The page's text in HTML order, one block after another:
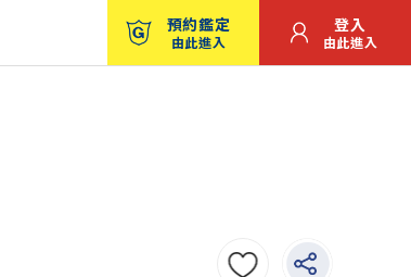
預約鑑定
由此進入
登入
由此進入